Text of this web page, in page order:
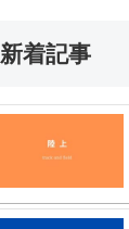
新着記事